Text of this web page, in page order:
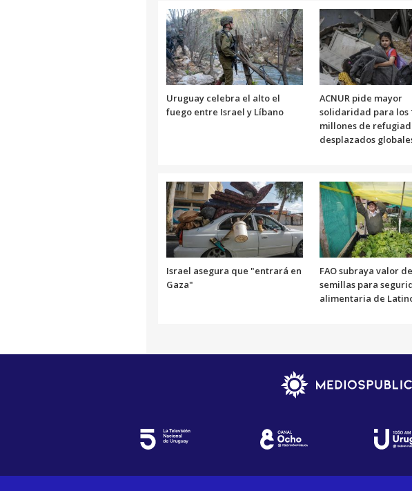
Uruguay celebra el alto el
fuego entre Israel y Líbano
ACNUR pide mayor
solidaridad para los
millones de
desplazados
Israel asegura que "entrará en
Gaza"
FAO subraya valor
semillas para
alimentaria de